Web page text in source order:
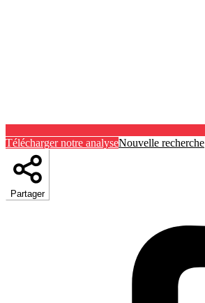
Télécharger notre analyseNouvelle recherche
Partager